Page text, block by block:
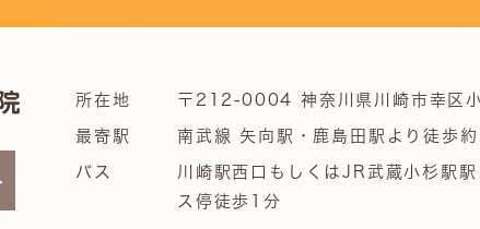
所在地 〒212-0004 神奈川県川崎市幸区
最寄駅 南武線 矢向駅・鹿島田駅より徒歩
バス
川崎駅西口もしくはJR武蔵小杉駅
ス停徒歩1分